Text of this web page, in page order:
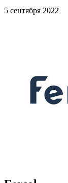
5 сентября 2022